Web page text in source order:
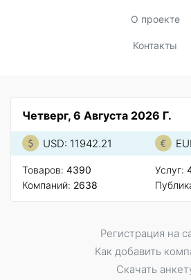
О проекте
Контакты
Четверг, 6 Августа 2026 Г.
USD: 11942.21
Товаров: 4390
Компаний: 2638
Услуг:
Регистрация на
Как добавить
Скачать